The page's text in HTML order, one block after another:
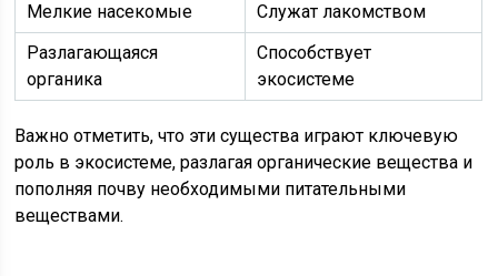
Мелкие насекомые
Служат лакомством
Разлагающаяся
органика
Способствует
экосистеме
Важно отметить, что эти существа играют ключевую
роль в экосистеме, разлагая органические вещества и
пополняя почву необходимыми питательными
веществами.